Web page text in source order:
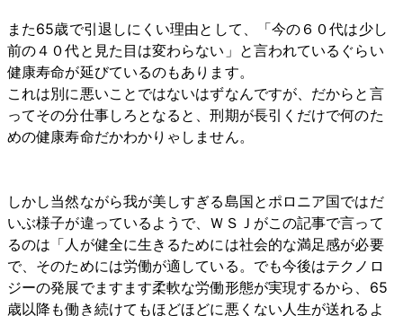
また65歳で引退しにくい理由として、「今の６０代は少し
前の４０代と見た目は変わらない」と言われているぐらい
健康寿命が延びているのもあります。
これは別に悪いことではないはずなんですが、だからと言
ってその分仕事しろとなると、刑期が長引くだけで何のた
めの健康寿命だかわかりゃしません。
しかし当然ながら我が美しすぎる島国とポロニア国ではだ
いぶ様子が違っているようで、ＷＳＪがこの記事で言って
るのは「人が健全に生きるためには社会的な満足感が必要
で、そのためには労働が適している。でも今後はテクノロ
ジーの発展でますます柔軟な労働形態が実現するから、65
歳以降も働き続けてもほどほどに悪くない人生が送れるよ